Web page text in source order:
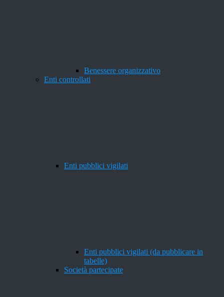
Benessere organizzativo
Enti controllati
Enti pubblici vigilati
Enti pubblici vigilati (da pubblicare in
tabelle)
Società partecipate